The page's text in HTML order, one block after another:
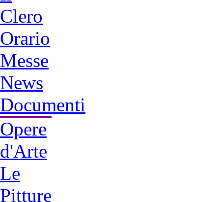
Clero
Orario
Messe
News
Documenti
Opere
d'Arte
Le
Pitture